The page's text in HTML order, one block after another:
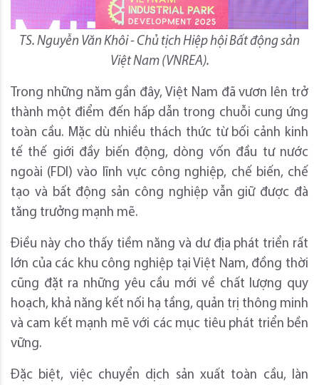
TS. Nguyễn Văn Khôi - Chủ tịch Hiệp hội Bất động sản
Việt Nam (VNREA).
Trong những năm gần đây, Việt Nam đã vươn lên trở
thành một điểm đến hấp dẫn trong chuỗi cung ứng
toàn cầu. Mặc dù nhiều thách thức từ bối cảnh kinh
tế thế giới đầy biến động, dòng vốn đầu tư nước
ngoài (FDI) vào lĩnh vực công nghiệp, chế biến, chế
tạo và bất động sản công nghiệp vẫn giữ được đà
tăng trưởng mạnh mẽ.
Điều này cho thấy tiềm năng và dư địa phát triển rất
lớn của các khu công nghiệp tại Việt Nam, đồng thời
cũng đặt ra những yêu cầu mới về chất lượng quy
hoạch, khả năng kết nối hạ tầng, quản trị thông minh
và cam kết mạnh mẽ với các mục tiêu phát triển bền
vững.
Đặc biệt, việc chuyển dịch sản xuất toàn cầu, làn